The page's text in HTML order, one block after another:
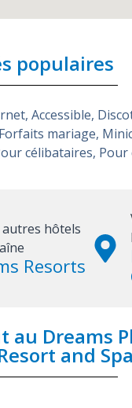
populaires
, Accessible,
Forfaits mariage,
célibataires, Pour
hôtels
Resorts
au Dreams
and Spa